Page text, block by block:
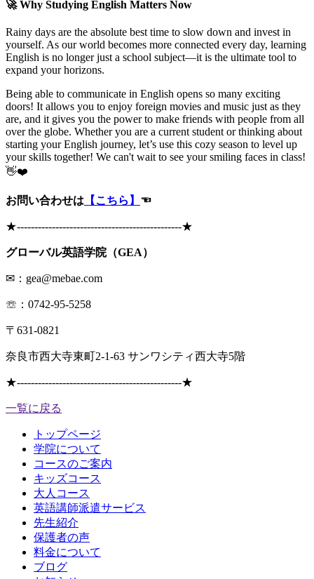
🚀 Why Studying English Matters Now
Rainy days are the absolute best time to slow down and invest in
yourself. As our world becomes more connected every day, learning
English is no longer just a school subject—it is the ultimate tool to
expand your horizons.
Being able to communicate in English opens so many exciting
doors! It allows you to enjoy foreign movies and music just as they
are, and it gives you the power to make friends with people from all
over the globe. Whether you are a current student or thinking about
starting your English journey, let’s use this cozy season to level up
your skills together! We can't wait to see your smiling faces in class!
👋❤️
お問い合わせは 【こちら】 ☜
★-----------------------------------------------★
グローバル英語学院（GEA）
✉：gea@mebae.com
☏：0742-95-5258
〒631-0821
奈良市西大寺東町2-1-63 サンワシティ西大寺5階
★-----------------------------------------------★
一覧に戻る
トップページ
学院について
コースのご案内
キッズコース
大人コース
英語講師派遣サービス
先生紹介
保護者の声
料金について
ブログ